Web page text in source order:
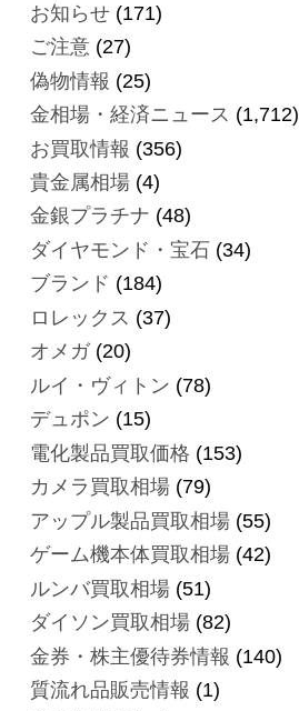
お知らせ(171)
ご注意(27)
偽物情報 (25)
金相場・経済ニュース (1,712)
お買取情報 (356)
貴金属相場(4)
金銀プラチナ (48)
ダイヤモンド・宝石(34)
ブランド (184)
ロレックス (37)
オメガ(20)
ルイ・ヴィトン (78)
デュポン (15)
電化製品買取価格 (153)
カメラ買取相場(79)
アップル製品買取相場(55)
ゲーム機本体買取相場(42)
ルンバ買取相場(51)
ダイソン買取相場(82)
金券・株主優待券情報 (140)
質流れ品販売情報 (1)